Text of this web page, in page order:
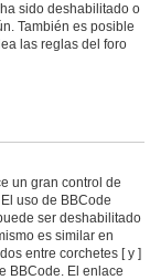
sido deshabilitado o
También es posible
las reglas del foro
un gran control de
uso de BBCode
ser deshabilitado
es similar en
entre corchetes [ y ]
BBCode. El enlace